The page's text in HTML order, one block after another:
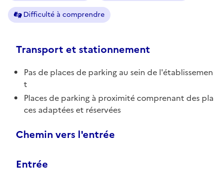
Difficulté à comprendre
Transport et stationnement
Pas de places de parking au sein de l'établissemen
t
Places de parking à proximité comprenant des pla
ces adaptées et réservées
Chemin vers l'entrée
Entrée